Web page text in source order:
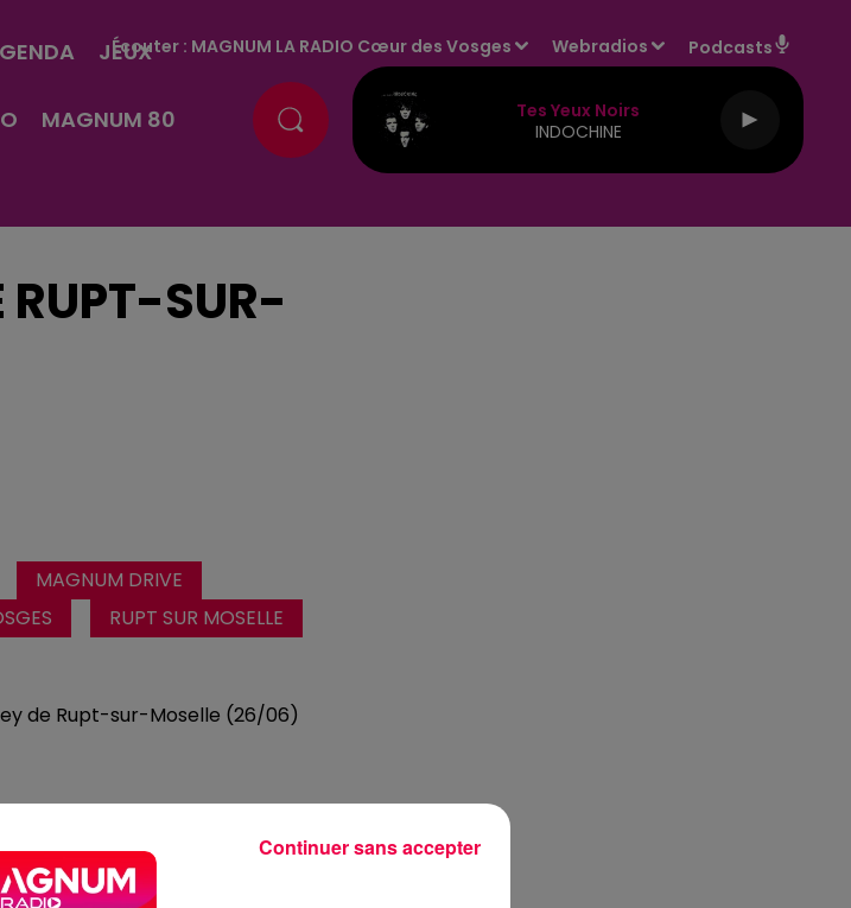
JEUX
MAGNUM 80
Écouter : MAGNUM LA RADIO Cœur des Vosges Webradios Podcasts
Tes Yeux Noirs
INDOCHINE
RUPT-SUR-
MAGNUM DRIVE
RUPT SUR MOSELLE
de Rupt-sur-Moselle (26/06)
Continuer sans accepter